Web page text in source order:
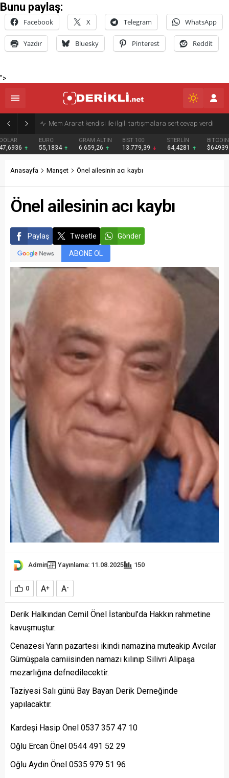
Bunu paylaş:
Facebook X Telegram WhatsApp
Yazdır Bluesky Pinterest Reddit
">
EURO
55,1834
GRAM ALTIN
6.659,26
BIST 100
13.779,39
STERLİN
64,4281
BITCOIN
$64939
BNB
Anasayfa Manşet Önel ailesinin acı kaybı
Önel ailesinin acı kaybı
Paylaş Tweetle Gönder
ABONE OL
Admin Yayınlama: 11.08.2025 150
0 A+ A-
Derik Halkından Cemil Önel İstanbul’da Hakkın rahmetine
kavuşmuştur.
Cenazesi Yarın pazartesi ikindi namazina muteakip Avcılar
Gümüşpala camiisinden namazı kılınıp Silivri Alipaşa
mezarlığına defnedilecektir.
Taziyesi Salı günü Bay Bayan Derik Derneğinde
yapılacaktır.
Kardeşi Hasip Önel 0537 357 47 10
Oğlu Ercan Önel 0544 491 52 29
Oğlu Aydın Önel 0535 979 51 96